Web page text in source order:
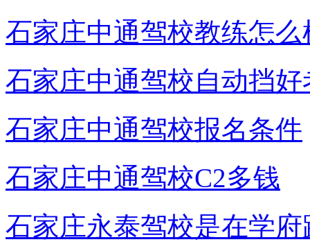
石家庄中通驾校教练怎么
石家庄中通驾校自动挡好
石家庄中通驾校报名条件
石家庄中通驾校C2多钱
石家庄永泰驾校是在学府